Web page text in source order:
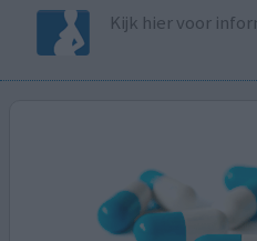
Kijk hier voor